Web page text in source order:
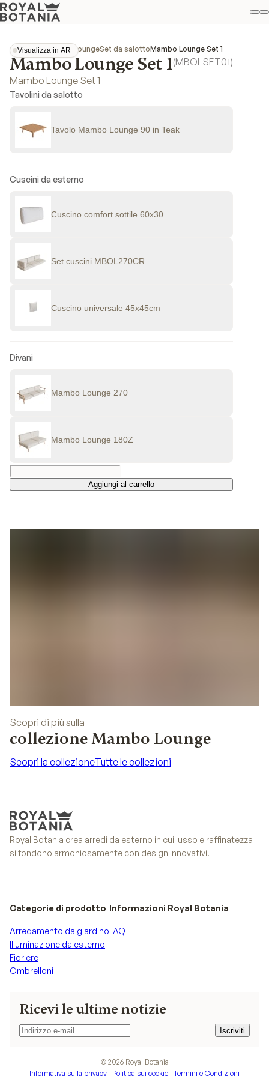
Il
Visualizza in AR
Visualizza in AR
CollezioniMambo LoungeSet da salottoMambo Lounge Set 1
Mambo Lounge Set 1(MBOLSET01)
Mambo Lounge Set 1
Tavolini da salotto
Tavolo Mambo Lounge 90 in Teak
Cuscini da esterno
Cuscino comfort sottile 60x30
Set cuscini MBOL270CR
Cuscino universale 45x45cm
Divani
Mambo Lounge 270
Mambo Lounge 180Z
Aggiungi al carrello
Aggiungi al carrello
Scopri di più sulla
collezione Mambo Lounge
Scopri la collezioneTutte le collezioni
Royal Botania crea arredi da esterno in cui lusso e raffinatezza
si fondono armoniosamente con design innovativi.
Ricevi le ultime notizie
Iscriviti
Iscriviti
Categorie di prodotto
Arredamento da giardino
Illuminazione da esterno
Fioriere
Ombrelloni
Informazioni Royal Botania
FAQ
© 2026 Royal Botania
Informativa sulla privacy—Politica sui cookie—Termini e Condizioni